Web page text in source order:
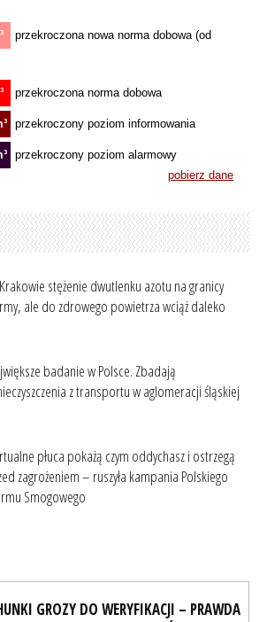
stężenie dwutlenku azotu na granicy
ale do zdrowego powietrza wciąż daleko
badanie w Polsce. Zbadają
z transportu w aglomeracji śląskiej
płuca pokażą czym oddychasz i ostrzegą
zagrożeniem – ruszyła kampania Polskiego
Smogowego
GROZY DO WERYFIKACJI – PRAWDA